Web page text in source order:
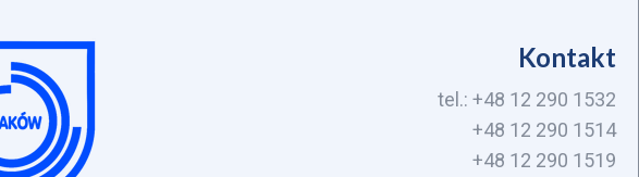
Kontakt
tel.: +48 12 290 1532
+48 12 290 1514
+48 12 290 1519